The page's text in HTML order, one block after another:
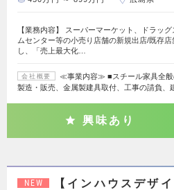
【業務内容】 スーパーマーケット、ドラッ
ムセンター等の小売り店舗の新規出店/既存
し、「売上最大化…
会社概要
≪事業内容≫ ■スチール家具全般
製造・販売、金属製建具取付、工事の請負、
興味あり
NEW
【インハウスデザ